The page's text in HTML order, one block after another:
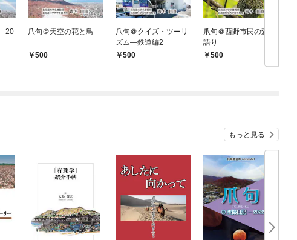
爪句＠天空の花と鳥
500
爪句＠クイズ・ツーリ
ズム―鉄道編2
500
爪句＠西野市民の森物
語り
500
もっと見る